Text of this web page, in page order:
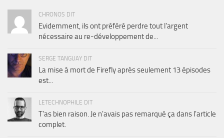
CHRONOS DIT
Evidemment, ils ont préféré perdre tout l'argent
nécessaire au re-développement de...
SERGE TANGUAY DIT
La mise à mort de Firefly après seulement 13 épisodes
est...
LETECHNOPHILE DIT
T'as bien raison. Je n'avais pas remarqué ça dans l'article
complet.